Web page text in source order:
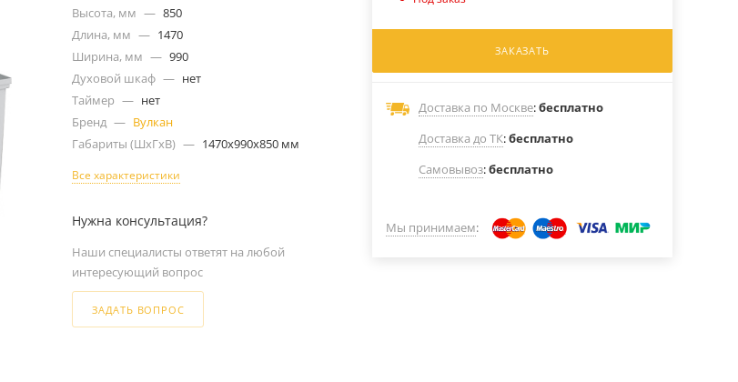
Высота, мм — 850
Длина, мм — 1470
Ширина, мм — 990
Духовой шкаф — нет
Таймер — нет
Бренд — Вулкан
Габариты (ШxГxВ) — 1470x990x850 мм
Все характеристики
Нужна консультация?
Наши специалисты ответят на любой
интересующий вопрос
ЗАДАТЬ ВОПРОС
ЗАКАЗАТЬ
Доставка по Москве:бесплатно
Доставка до ТК:бесплатно
Самовывоз:бесплатно
Мы принимаем: